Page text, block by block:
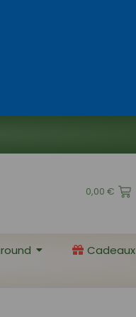
0,00 €
Cadeaux